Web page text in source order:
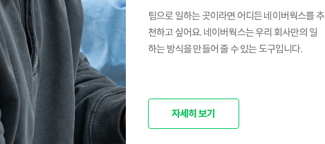
팀으로 일하는 곳이라면 어디든 네이버웍스를 추
천하고 싶어요. 네이버웍스는 우리 회사만의 일
하는 방식을 만들어 줄 수 있는 도구입니다.
자세히 보기
네이버웍스 덕분에 내가 속한 부서나, 자주 협업
하는 사람들 위주로만 소통하는 ‘끼리끼리’ 문화
대신 ‘다같이’ 소통 문화가 자리 잡았습니다.
자세히 보기
네이버웍스를 사용하는 것만으로도 회사 이미지
가 업그레이드 됩니다. 신규 입사 직원에게 ‘체계
가 잘 잡힌 스타트업'이라는 피드백을 들었어요.
자세히 보기
팀으로 일하는 곳이라면 어디든 네이버웍스를 추
천하고 싶어요. 네이버웍스는 우리 회사만의 일
하는 방식을 만들어 줄 수 있는 도구입니다.
자세히 보기
네이버웍스 덕분에 내가 속한 부서나, 자주 협업
하는 사람들 위주로만 소통하는 ‘끼리끼리’ 문화
대신 ‘다같이’ 소통 문화가 자리 잡았습니다.
자세히 보기
네이버웍스를 사용하는 것만으로도 회사 이미지
가 업그레이드 됩니다. 신규 입사 직원에게 ‘체계
가 잘 잡힌 스타트업'이라는 피드백을 들었어요.
자세히 보기
팀으로 일하는 곳이라면 어디든 네이버웍스를 추
천하고 싶어요. 네이버웍스는 우리 회사만의 일
하는 방식을 만들어 줄 수 있는 도구입니다.
자세히 보기
네이버웍스 덕분에 내가 속한 부서나, 자주 협업
하는 사람들 위주로만 소통하는 ‘끼리끼리’ 문화
대신 ‘다같이’ 소통 문화가 자리 잡았습니다.
자세히 보기
네이버웍스를 사용하는 것만으로도 회사 이미지
가 업그레이드 됩니다. 신규 입사 직원에게 ‘체계
가 잘 잡힌 스타트업'이라는 피드백을 들었어요.
자세히 보기